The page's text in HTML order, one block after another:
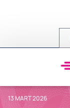
13 MART 2026